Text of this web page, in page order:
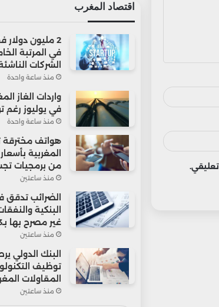
اقتصاد المغرب
2 مليون
في المرتبة
الشركات
منذ ساعة واحدة
في يوليوز رغم
منذ ساعة واحدة
هواتف مخترقة
المغربية
من برمجيات
منذ ساعتين
الضرائب تدقق
البنكية
غير مصرح بها بـ3 مليارات درهم
منذ ساعتين
البنك الدولي
توظيف
المقاولات
منذ ساعتين